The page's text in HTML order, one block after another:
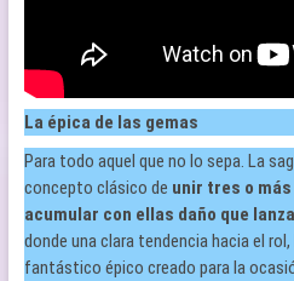
La épica de las gemas
Para todo aquel que no lo sepa. La
concepto clásico de unir tres o
acumular con ellas daño que
donde una clara tendencia hacia el
fantástico épico creado para la